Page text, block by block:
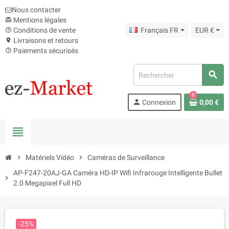
Nous contacter
card_giftcard Mentions légales
help_outline Conditions de vente
location_on Livraisons et retours
help_outline Paiements sécurisés
Français FR EUR €
search
person Connexion
0
0,00 €
view_headline
chevron_right Matériels Vidéo chevron_right Caméras de Surveillance
chevron_right
AP-F247-20AJ-GA Caméra HD-IP Wifi Infrarouge Intelligente Bullet
2.0 Megapixel Full HD
-25%